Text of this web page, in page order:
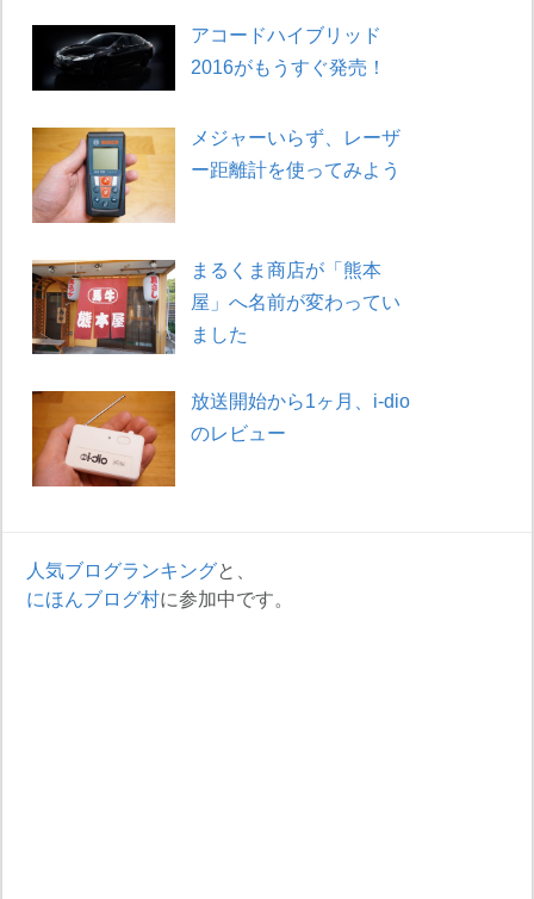
アコードハイブリッド
2016がもうすぐ発売！
メジャーいらず、レーザ
ー距離計を使ってみよう
まるくま商店が「熊本
屋」へ名前が変わってい
ました
放送開始から1ヶ月、i-dio
のレビュー
人気ブログランキングと、
にほんブログ村に参加中です。